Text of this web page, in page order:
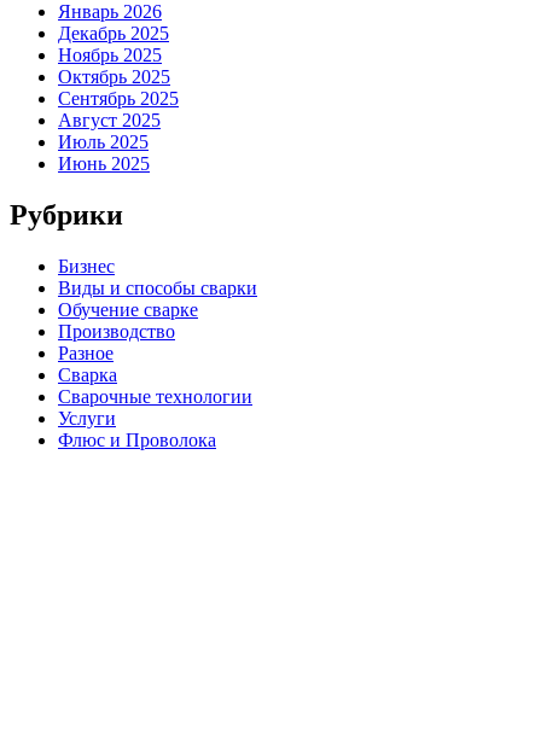
Январь 2026
Декабрь 2025
Ноябрь 2025
Октябрь 2025
Сентябрь 2025
Август 2025
Июль 2025
Июнь 2025
Рубрики
Бизнес
Виды и способы сварки
Обучение сварке
Производство
Разное
Сварка
Сварочные технологии
Услуги
Флюс и Проволока